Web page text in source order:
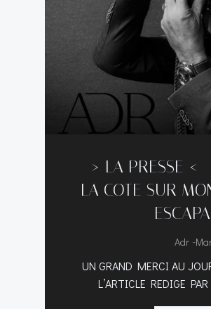
—–> LA PRESSE
LA COTE SUR
Adr -
UN GRAND MERCI AU
L’ARTICLE REDIGE